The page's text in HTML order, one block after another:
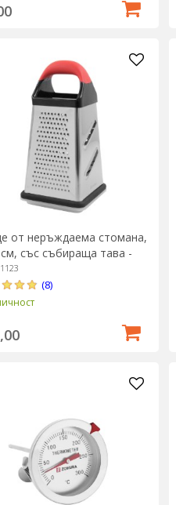
от неръждаема стомана,
със събираща тава -
(8)